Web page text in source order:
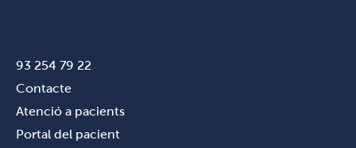
93 254 79 22
Contacte
Atenció a pacients
Portal del pacient